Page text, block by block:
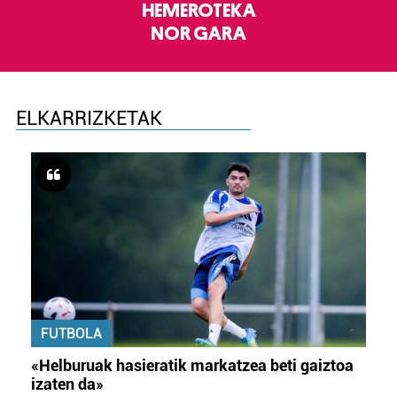
HEMEROTEKA
NOR GARA
ELKARRIZKETAK
FUTBOLA
«Helburuak hasieratik markatzea beti gaiztoa
izaten da»